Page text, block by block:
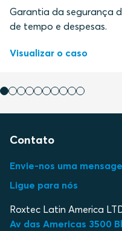
Garantia da segurança
de tempo e despesas.
Visualizar o caso
Contato
Envie-nos uma
Ligue para nós
Roxtec Latin America
Av das Americas 3500